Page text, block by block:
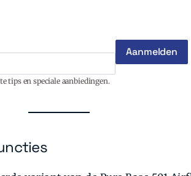
tips en speciale aanbiedingen.